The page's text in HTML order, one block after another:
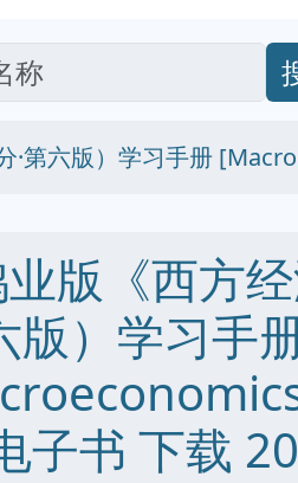
·第六版）学习手册
版《西方
版）学习手
子书 下载